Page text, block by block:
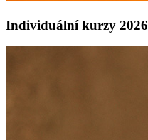
Individuální kurzy 2026